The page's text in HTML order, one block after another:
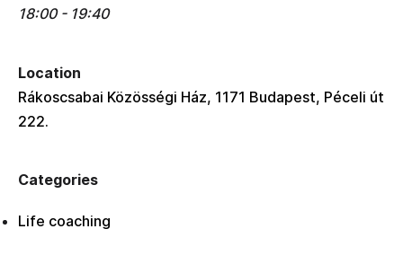
18:00 - 19:40
Location
Rákoscsabai Közösségi Ház, 1171 Budapest, Péceli út
222.
Categories
Life coaching